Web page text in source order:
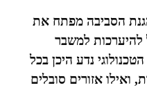
הסביבה מפתח את
להיערכות למשבר
נדע היכן בכל
ואילו אזורים סובלים